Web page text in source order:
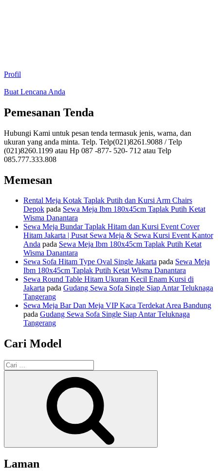
Profil
Buat Lencana Anda
Pemesanan Tenda
Hubungi Kami untuk pesan tenda termasuk jenis, warna, dan
ukuran yang anda minta. Telp. Telp(021)8261.9088 / Telp
(021)8260.1199 atau Hp 087 -877- 520- 712 atau Telp
085.777.333.808
Memesan
Rental Meja Kotak Taplak Putih dan Kursi Arm Chairs
Depok pada Sewa Meja Ibm 180x45cm Taplak Putih Ketat
Wisma Danantara
Sewa Meja Bundar Taplak Hitam dan Kursi Event Cover
Hitam Jakarta | Pusat Sewa Meja & Sewa Kursi Event Kantor
Anda pada Sewa Meja Ibm 180x45cm Taplak Putih Ketat
Wisma Danantara
Sewa Sofa Hitam Type Oval Single Jakarta pada Sewa Meja
Ibm 180x45cm Taplak Putih Ketat Wisma Danantara
Sewa Round Table Hitam Ukuran Kecil Enam Kursi di
Jakarta pada Gudang Sewa Sofa Single Siap Antar Teluknaga
Tangerang
Sewa Meja Bar Dan Meja VIP Kaca Terdekat Area Bandung
pada Gudang Sewa Sofa Single Siap Antar Teluknaga
Tangerang
Cari Model
Pencarian
untuk:
Laman